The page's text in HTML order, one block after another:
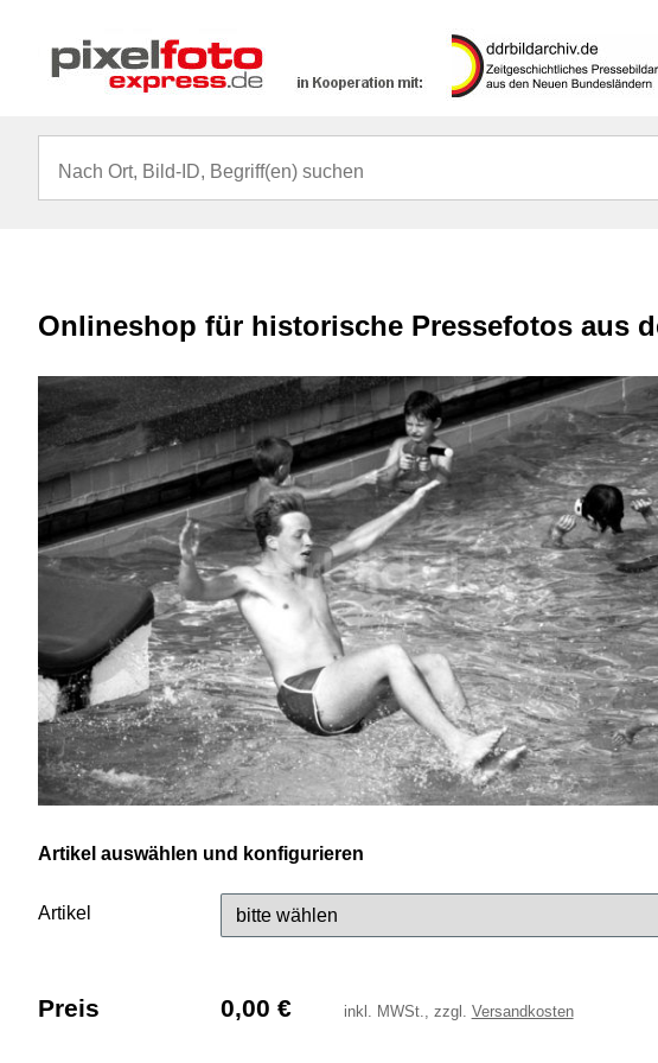
Onlineshop für historische Pressefotos aus
Artikel auswählen und konfigurieren
Artikel
Preis 0,00 € inkl. MWSt., zzgl. Versandkosten